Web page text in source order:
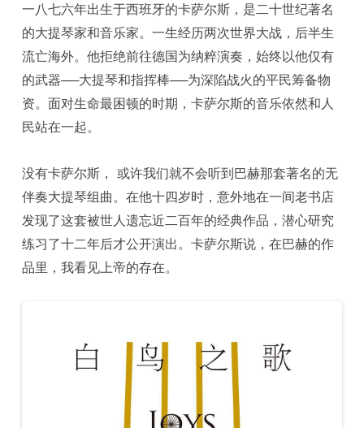
一八七六年出生于西班牙的卡萨尔斯，是二十世纪著名
的大提琴家和音乐家。一生经历两次世界大战，后半生
流亡海外。他拒绝前往德国为纳粹演奏，始终以他仅有
的武器──大提琴和指挥棒──为深陷战火的平民筹备物
资。面对生命最困顿的时期，卡萨尔斯的音乐依然和人
民站在一起。
没有卡萨尔斯， 或许我们就不会听到巴赫那套著名的无
伴奏大提琴组曲。在他十四岁时，意外地在一间老书店
发现了这套被世人遗忘近二百年的经典作品，潜心研究
练习了十二年后才公开演出。卡萨尔斯说，在巴赫的作
品里，我看见上帝的存在。